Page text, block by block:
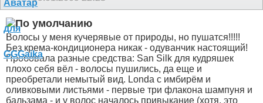
Волосы у меня кучерявые от природы, но пушатся!!!!!
Без крема-кондиционера никак - одуванчик настоящий!
Пробовала разные средства: San Silk для кудряшек
плохо себя вёл - волосы пушились, да еще и
преобретали немытый вид. Londa с имбирём и
оливковыми листьями - первые три флакона шампуня и
бальзама - и у волос началось привыкание (хотя, это